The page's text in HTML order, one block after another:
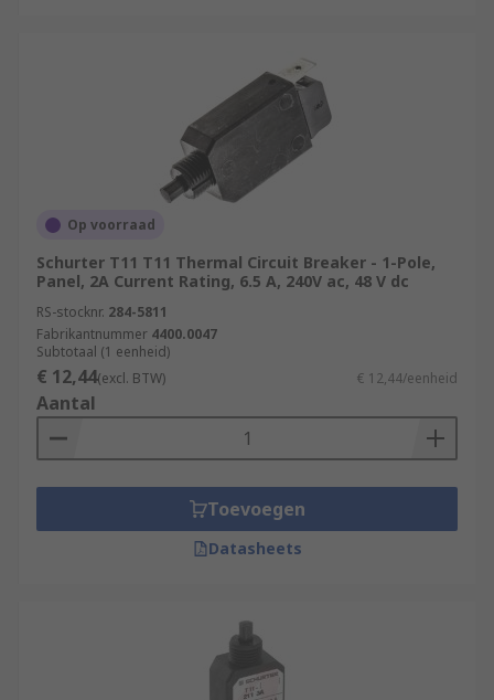
Op voorraad
Schurter T11 T11 Thermal Circuit Breaker - 1-Pole,
Panel, 2A Current Rating, 6.5 A, 240V ac, 48 V dc
RS-stocknr. 284-5811
Fabrikantnummer 4400.0047
Subtotaal (1 eenheid)
€ 12,44(excl. BTW) € 12,44/eenheid
Aantal
Toevoegen
Datasheets